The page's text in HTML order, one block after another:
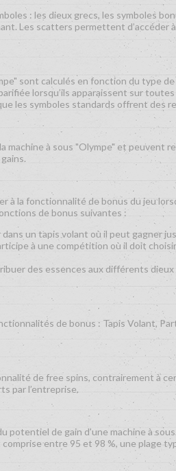
: les dieux grecs, les symboles
Les scatters permettent
sont calculés en fonction du type
lorsqu’ils apparaissent sur
les symboles standards offrent des
machine à sous "Olympe" et peuvent
à la fonctionnalité de bonus du jeu
de bonus suivantes :
un tapis volant où il peut gagner
à une compétition où il doit
des essences aux différents
de bonus : Tapis Volant,
de free spins, contrairement à
par l’entreprise.
de gain d’une machine à
entre 95 et 98 %, une plage